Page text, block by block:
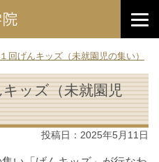
回げんキッズ（未就園児の集い）
ッズ（未就園児
投稿日： 2025年5月11日